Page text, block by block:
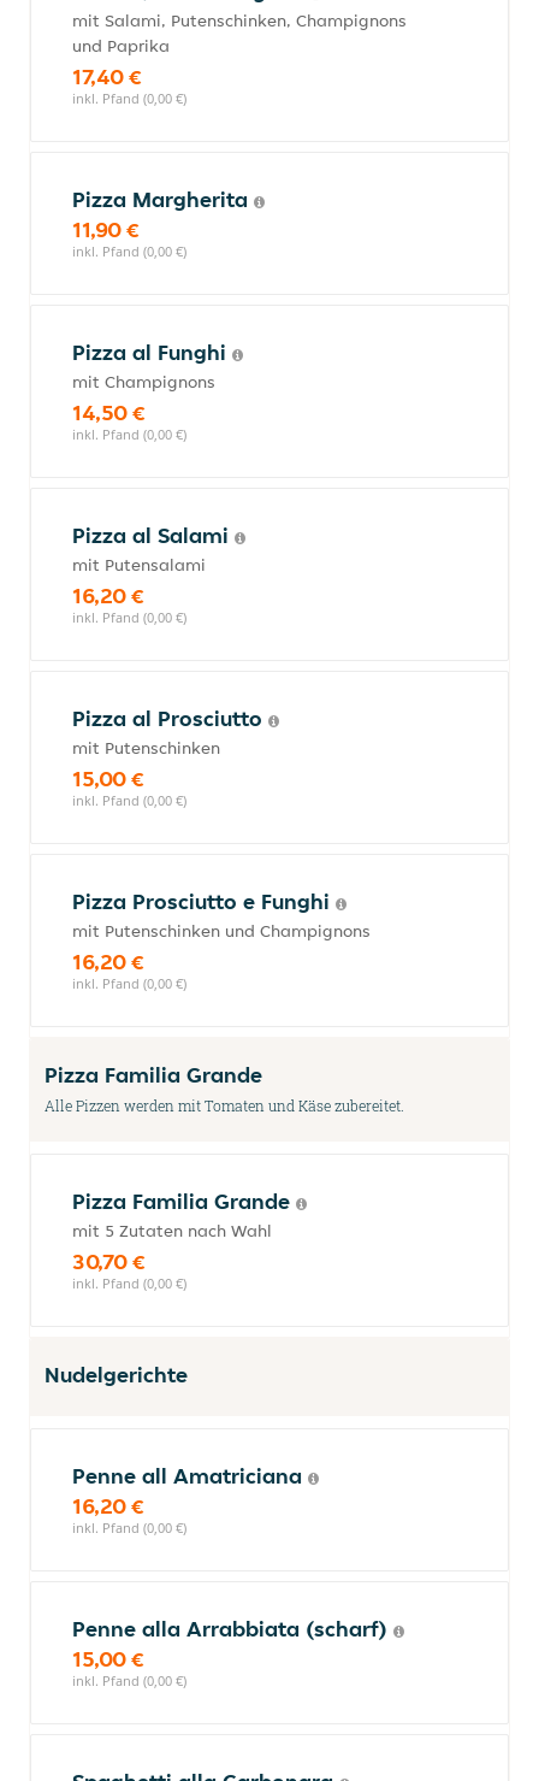
mit Salami, Putenschinken, Champignons
und Paprika
17,40 €
inkl. Pfand (0,00 €)
Pizza Margherita
11,90 €
inkl. Pfand (0,00 €)
Pizza al Funghi
mit Champignons
14,50 €
inkl. Pfand (0,00 €)
Pizza al Salami
mit Putensalami
16,20 €
inkl. Pfand (0,00 €)
Pizza al Prosciutto
mit Putenschinken
15,00 €
inkl. Pfand (0,00 €)
Pizza Prosciutto e Funghi
mit Putenschinken und Champignons
16,20 €
inkl. Pfand (0,00 €)
Pizza Familia Grande
Alle Pizzen werden mit Tomaten und Käse zubereitet.
Pizza Familia Grande
mit 5 Zutaten nach Wahl
30,70 €
inkl. Pfand (0,00 €)
Nudelgerichte
Penne all Amatriciana
16,20 €
inkl. Pfand (0,00 €)
Penne alla Arrabbiata (scharf)
15,00 €
inkl. Pfand (0,00 €)